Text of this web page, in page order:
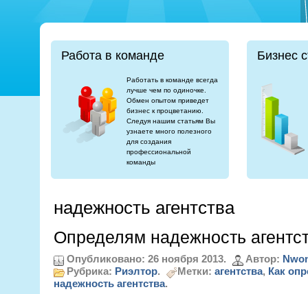
Работа в команде
Работать в команде всегда
лучше чем по одиночке.
Обмен опытом приведет
бизнес к процветанию.
Следуя нашим статьям Вы
узнаете много полезного
для создания
профессиональной
команды
Бизнес
надежность агентства
Определям надежность
Опубликовано: 26 ноября 2013. Автор:
Рубрика: Риэлтор. Метки: агентства, Как
надежность агентства.